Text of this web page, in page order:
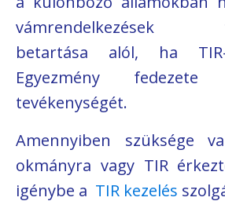
vámrendelkezések
betartása alól, ha
Egyezmény
tevékenységét.
Amennyiben szüksége
okmányra vagy TIR
igénybe a TIR kezelés